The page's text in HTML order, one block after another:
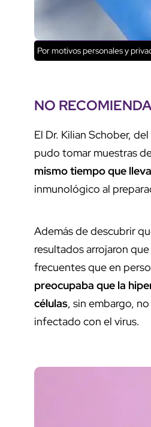
Por motivos personales y
NO
El Dr. Kilian Schober,
pudo tomar muestras
mismo tiempo que
inmunológico al
Además de descubrir
resultados arrojaron
frecuentes que en
preocupaba que la
células, sin embargo,
infectado con el virus.